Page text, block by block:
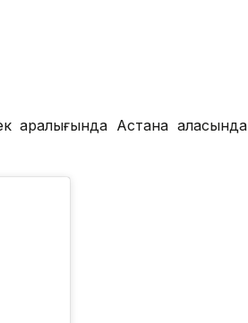
аралығында Астана қаласында